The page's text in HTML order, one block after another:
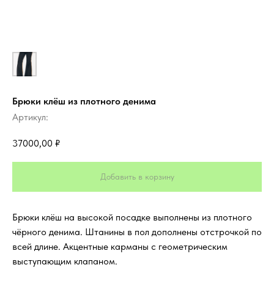
Брюки клёш из плотного денима
Артикул:
37000,00 ₽
Добавить в корзину
Брюки клёш на высокой посадке выполнены из плотного
чёрного денима. Штанины в пол дополнены отстрочкой по
всей длине. Акцентные карманы с геометрическим
выступающим клапаном.